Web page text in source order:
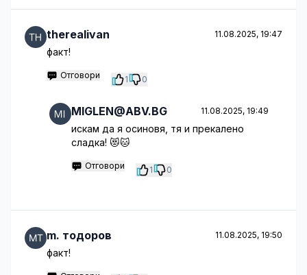
therealivan 11.08.2025, 19:47
факт!
Отговори 1 0
MIGLEN@ABV.BG 11.08.2025, 19:49
искам да я осиновя, тя и прекалено
сладка! 😻🐱
Отговори 1 0
m. тодоров 11.08.2025, 19:50
факт!